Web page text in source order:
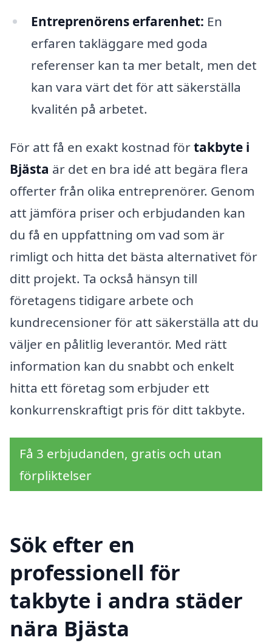
Entreprenörens erfarenhet: En
erfaren takläggare med goda
referenser kan ta mer betalt, men det
kan vara värt det för att säkerställa
kvalitén på arbetet.
För att få en exakt kostnad förtakbyte i
Bjästa är det en bra idé att begära flera
offerter från olika entreprenörer. Genom
att jämföra priser och erbjudanden kan
du få en uppfattning om vad som är
rimligt och hitta det bästa alternativet för
ditt projekt. Ta också hänsyn till
företagens tidigare arbete och
kundrecensioner för att säkerställa att du
väljer en pålitlig leverantör. Med rätt
information kan du snabbt och enkelt
hitta ett företag som erbjuder ett
konkurrenskraftigt pris för ditt takbyte.
Få 3 erbjudanden, gratis och utan
förpliktelser
Sök efter en
professionell för
takbyte i andra städer
nära Bjästa